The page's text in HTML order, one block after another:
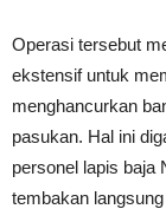
Operasi tersebut
ekstensif untuk
menghancurkan
pasukan. Hal ini
personel lapis baja
tembakan